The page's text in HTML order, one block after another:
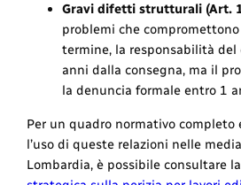
Gravi difetti strutturali (Art.
problemi che
termine, la responsabilità
anni dalla consegna, ma il
la denuncia formale entro 1
Per un quadro normativo completo
l’uso di queste relazioni nelle
Lombardia, è possibile consultare